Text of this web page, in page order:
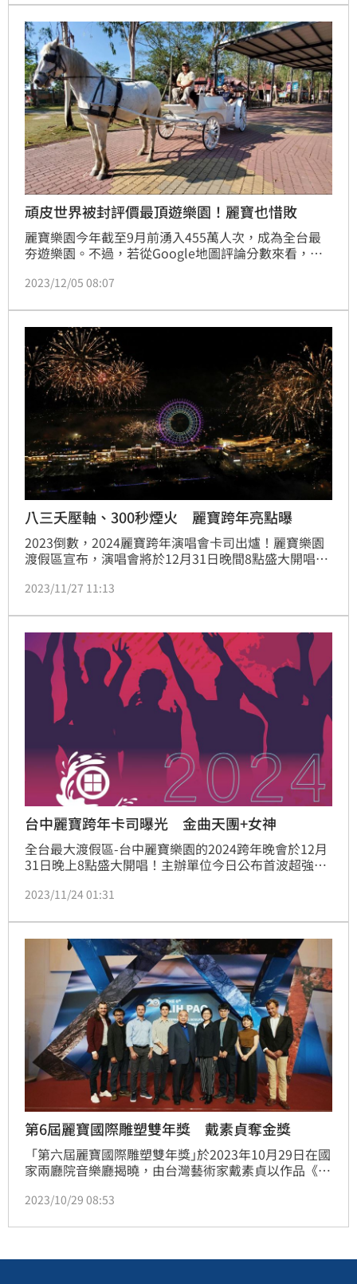
團宇宙人、選秀《大嘻哈時代2》橫掃本屆金鐘獎、
YouTube圈盛事走鐘獎，特別邀來節目中表現出色的饒
舌歌手：阿夫、O.Dki
頑皮世界被封評價最頂遊樂園！麗寶也惜敗
麗寶樂園今年截至9月前湧入455萬人次，成為全台最
夯遊樂園。不過，若從Google地圖評論分數來看，位
園都拿下4.5顆星高分評價，並列第一，堪稱全台灣讓
2023/12/05 08:07
八三夭壓軸、300秒煙火 麗寶跨年亮點曝
2023倒數，2024麗寶跨年演唱會卡司出爐！麗寶樂園
渡假區宣布，演唱會將於12月31日晚間8點盛大開唱，
子少年」Ozone、FEniX等多組巨星藝人輪番上陣，最
看。(記者劉沛妘)
2023/11/27 11:13
台中麗寶跨年卡司曝光 金曲天團+女神
全台最大渡假區-台中麗寶樂園的2024跨年晚會於12月
31日晚上8點盛大開唱！主辦單位今日公布首波超強卡
及《原子少年》人氣夯團Ozone、FEniX等歌手接力輪
辦，為全台最具特色的「旅遊渡假式」跨年晚會，粉絲
除了追星看偶像外，可同時暢遊擁有260家店鋪的麗寶
Outlet Mall、住宿五星麗寶
2023/11/24 01:31
第6屆麗寶國際雕塑雙年獎 戴素貞奪金獎
「第六屆麗寶國際雕塑雙年獎｣於2023年10月29日在國
家兩廳院音樂廳揭曉，由台灣藝術家戴素貞以作品《浪
Frosini獲得，羅馬尼亞藝術家Petre-Virgiliu Mogosan
團主席日本藝術家伊藤隆道表示：「《浪花》針對時代
作品
2023/10/29 08:53